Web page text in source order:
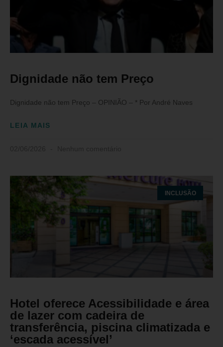
Dignidade não tem Preço
Dignidade não tem Preço – OPINIÃO – * Por André Naves
LEIA MAIS
INCLUSÃO
Hotel oferece Acessibilidade e área
de lazer com cadeira de
transferência, piscina climatizada e
‘escada acessível’